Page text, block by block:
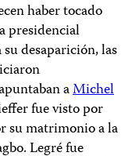
haber tocado
presidencial
desaparición, las
aMichel
fue visto por
su matrimonio a la
Legré fue